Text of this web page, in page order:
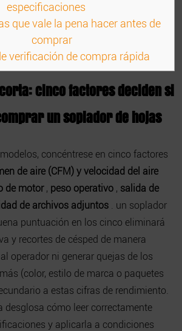
especificaciones
que vale la pena hacer antes de
comprar
verificación de compra rápida
cinco factores deciden si
un soplador de hojas
concéntrese en cinco factores
de aire (CFM) y velocidad del aire
de motor , peso operativo , salida de
de archivos adjuntos . un soplador
puntuación en los cinco eliminará
y recortes de césped de manera
operador ni generar quejas de los
(color, estilo de marca o paquetes
a estas cifras de rendimiento.
desglosa cómo leer correctamente
y aplicarla a condiciones